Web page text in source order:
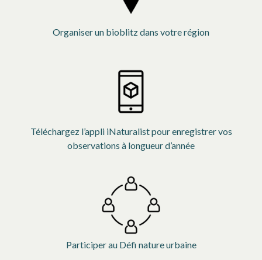
Organiser un bioblitz dans votre région
Téléchargez l’appli iNaturalist pour enregistrer vos
observations à longueur d’année
Participer au Défi nature urbaines’ouvre dans un